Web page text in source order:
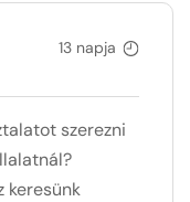
13 napja
szerezni
keresünk